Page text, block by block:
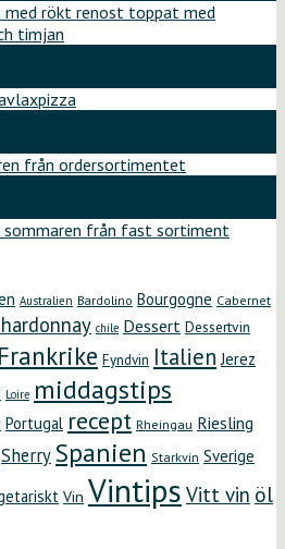
med rökt renost toppat med
timjan
från ordersortimentet
sommaren från fast sortiment
Australien Bardolino Bourgogne Cabernet
chile Dessert Dessertvin
Frankrike Fyndvin Italien Jerez
Loire middagstips
Portugal recept Rheingau Riesling
SherrySpanien Starkvin Sverige
Vin Vintips Vitt vin öl